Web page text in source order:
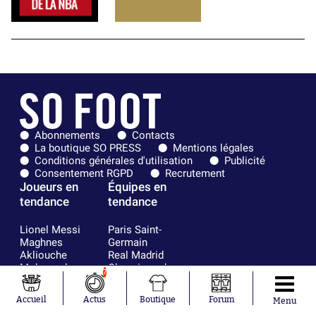
Abonnements
Contacts
La boutique SO PRESS
Mentions légales
Conditions générales d'utilisation
Publicité
Consentement RGPD
Recrutement
Joueurs en
tendance
Lionel Messi
Maghnes
Akliouche
Mohamed
Salah
Neymar
Julián Álvarez
Équipes en
tendance
Paris Saint-
Germain
Real Madrid
Olympique de
Marseille
FC Barcelone
Accueil
7
Actus Boutique Forum Menu